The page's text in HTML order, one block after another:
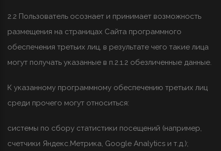
2.2 Пользователь осознает и принимает возможность
размещения на страницах Сайта программного
обеспечения третьих лиц, в результате чего такие лица
могут получать указанные в п.2.1.2 обезличенные данные.
К указанному программному обеспечению третьих лиц
среди прочего могут относиться:
системы по сбору статистики посещений (например,
счетчики Яндекс.Метрика, Google Analytics и т.д.);